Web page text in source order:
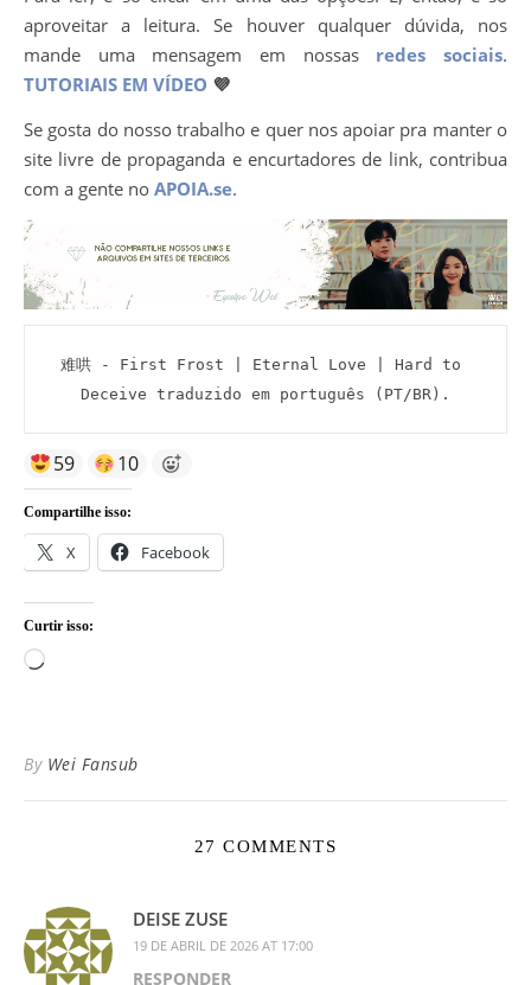
aproveitar a leitura. Se houver qualquer dúvida, nos
mande uma mensagem em nossas redes sociais.
TUTORIAIS EM VÍDEO 💜
Se gosta do nosso trabalho e quer nos apoiar pra manter o
site livre de propaganda e encurtadores de link, contribua
com a gente no APOIA.se.
难哄 - First Frost | Eternal Love | Hard to
Deceive traduzido em português (PT/BR).
59 10
Compartilhe isso:
X Facebook
Curtir isso:
Carregando...
By Wei Fansub
27 COMMENTS
DEISE ZUSE
19 DE ABRIL DE 2026 AT 17:00
RESPONDER